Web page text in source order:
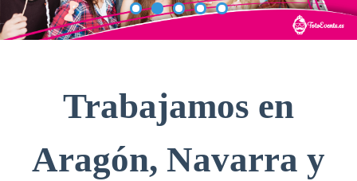
Previous Next
Trabajamos en
Aragón, Navarra y